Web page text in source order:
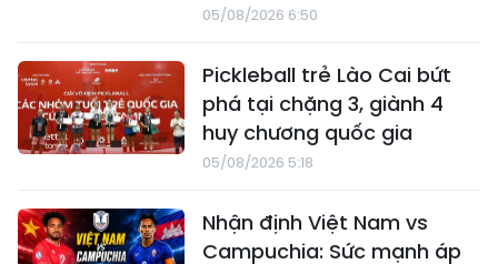
05/08/2026 6:50
Pickleball trẻ Lào Cai bứt
phá tại chặng 3, giành 4
huy chương quốc gia
05/08/2026 5:18
Nhận định Việt Nam vs
Campuchia: Sức mạnh áp